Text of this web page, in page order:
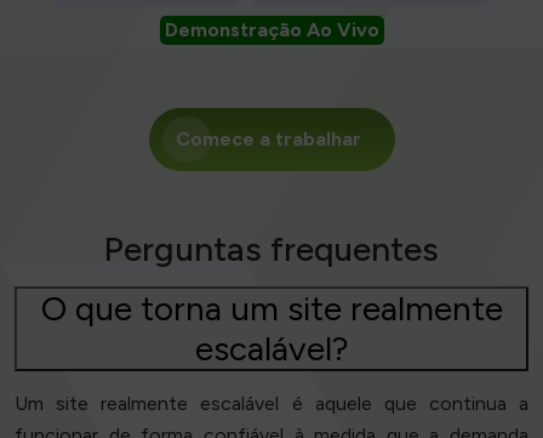
Demonstração Ao Vivo
Comece a trabalhar
Perguntas frequentes
O que torna um site realmente
escalável?
Um site realmente escalável é aquele que continua a